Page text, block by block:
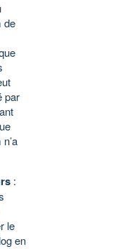
de
par
:
le
en